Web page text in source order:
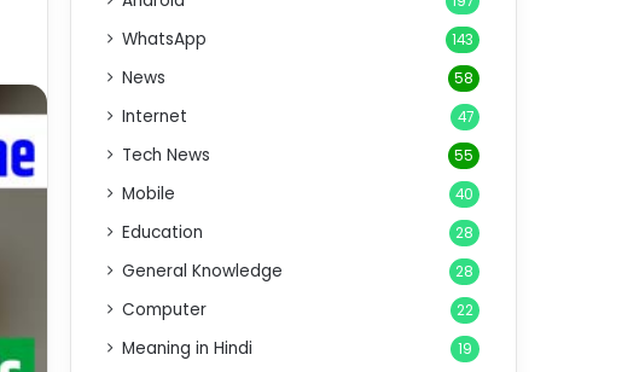
WhatsApp 143
News 58
Internet 47
Tech News 55
Mobile 40
Education 28
General Knowledge 28
Computer 22
Meaning in Hindi 19